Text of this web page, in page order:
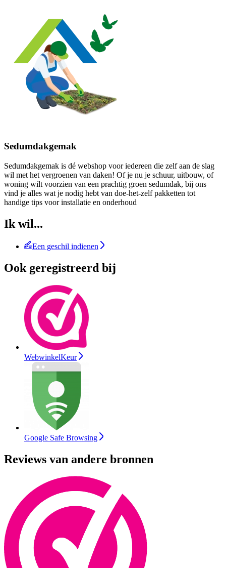
Sedumdakgemak
Sedumdakgemak is dé webshop voor iedereen die zelf aan de slag
wil met het vergroenen van daken! Of je nu je schuur, uitbouw, of
woning wilt voorzien van een prachtig groen sedumdak, bij ons
vind je alles wat je nodig hebt van doe-het-zelf pakketten tot
handige tips voor installatie en onderhoud
Ik wil...
Een geschil indienen
Ook geregistreerd bij
WebwinkelKeur
Google Safe Browsing
Reviews van andere bronnen